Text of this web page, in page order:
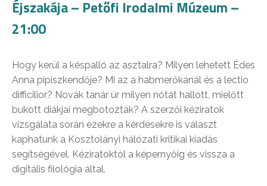
Éjszakája – Petőfi Irodalmi Múzeum –
21:00
Hogy kerül a késpalló az asztalra? Milyen lehetett Édes
Anna pipiszkendője? Mi az a habmerőkanál és a lectio
difficilior? Novák tanár úr milyen nótát hallott, mielőtt
bukott diákjai megbotozták? A szerzői kéziratok
vizsgálata során ezekre a kérdésekre is választ
kaphatunk a Kosztolányi hálózati kritikai kiadás
segítségével. Kéziratoktól a képernyőig és vissza a
digitális filológia által.